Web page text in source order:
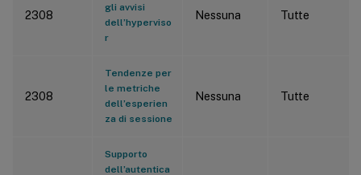
2308
gli avvisi
dell’hyperviso
r
Nessuna Tutte
2308
Tendenze per
le metriche
dell’esperien
za di sessione
Nessuna Tutte
Supporto
dell’autentica